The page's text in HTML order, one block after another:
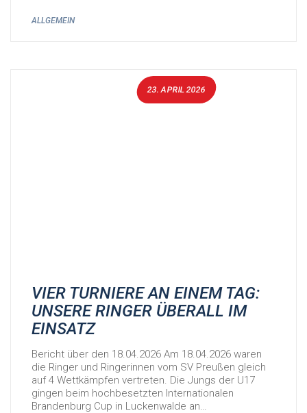
ALLGEMEIN
VIER TURNIERE AN EINEM TAG:
UNSERE RINGER ÜBERALL IM
EINSATZ
Bericht über den 18.04.2026 Am 18.04.2026 waren
die Ringer und Ringerinnen vom SV Preußen gleich
auf 4 Wettkämpfen vertreten. Die Jungs der U17
gingen beim hochbesetzten Internationalen
Brandenburg Cup in Luckenwalde an…
23. APRIL 2026